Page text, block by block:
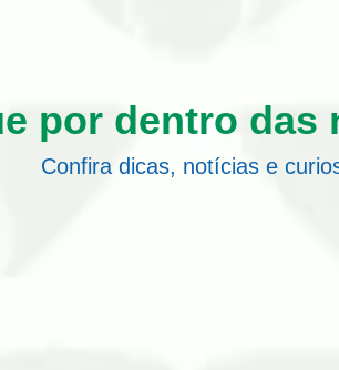
por dentro das
Confira dicas, notícias e